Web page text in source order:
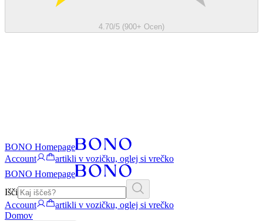
4.70/5 (900+ Ocen)
BONO Homepage
Account
artikli v vozičku, oglej si vrečko
BONO Homepage
Išči
Account
artikli v vozičku, oglej si vrečko
Domov